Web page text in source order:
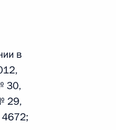
в
30,
29,
4672;